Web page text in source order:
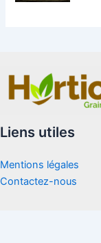
Liens utiles
Mentions légales
Contactez-nous